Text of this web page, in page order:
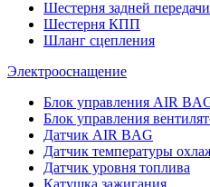
Шестерня задней передачи
Шестерня КПП
Шланг сцепления
Электрооснащение
Блок управления AIR
Блок управления
Датчик AIR BAG
Датчик температуры
Датчик уровня топлива
Катушка зажигания